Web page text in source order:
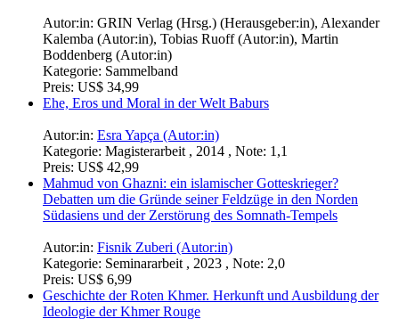
Autor:in: GRIN Verlag (Hrsg.) (Herausgeber:in), Alexander
Kalemba (Autor:in), Tobias Ruoff (Autor:in), Martin
Boddenberg (Autor:in)
Kategorie: Sammelband
Preis: US$ 34,99
Ehe, Eros und Moral in der Welt Baburs
Autor:in: Esra Yapça (Autor:in)
Kategorie: Magisterarbeit , 2014 , Note: 1,1
Preis: US$ 42,99
Mahmud von Ghazni: ein islamischer Gotteskrieger?
Debatten um die Gründe seiner Feldzüge in den Norden
Südasiens und der Zerstörung des Somnath-Tempels
Autor:in: Fisnik Zuberi (Autor:in)
Kategorie: Seminararbeit , 2023 , Note: 2,0
Preis: US$ 6,99
Geschichte der Roten Khmer. Herkunft und Ausbildung der
Ideologie der Khmer Rouge